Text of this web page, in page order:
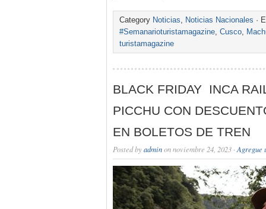
Category Noticias, Noticias Nacionales ·
#Semanarioturistamagazine, Cusco,
turistamagazine
BLACK FRIDAY INCA
PICCHU CON
EN BOLETOS DE TREN
Posted byadminon noviembre 24, 2023 · Agregue